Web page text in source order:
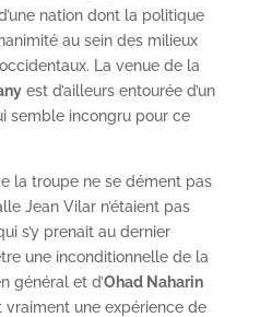
nation dont la politique
au sein des milieux
La venue de la
est d’ailleurs entourée d’un
semble incongru pour ce
la troupe ne se dément pas
Jean Vilar n’étaient pas
s’y prenait au dernier
une inconditionnelle de la
général et d’Ohad Naharin
vraiment une expérience de